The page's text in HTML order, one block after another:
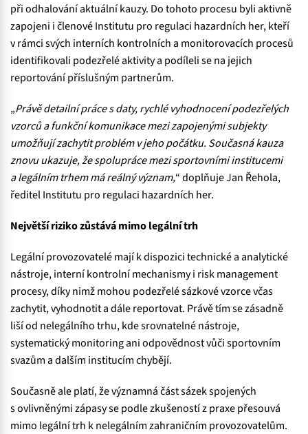
při odhalování aktuální kauzy. Do tohoto procesu byli aktivně
zapojeni i členové Institutu pro regulaci hazardních her, kteří
v rámci svých interních kontrolních a monitorovacích procesů
identifikovali podezřelé aktivity a podíleli se na jejich
reportování příslušným partnerům.
„Právě detailní práce s daty, rychlé vyhodnocení podezřelých
vzorců a funkční komunikace mezi zapojenými subjekty
umožňují zachytit problém v jeho počátku. Současná kauza
znovu ukazuje, že spolupráce mezi sportovními institucemi
a legálním trhem má reálný význam,“ doplňuje Jan Řehola,
ředitel Institutu pro regulaci hazardních her.
Největší riziko zůstává mimo legální trh
Legální provozovatelé mají k dispozici technické a analytické
nástroje, interní kontrolní mechanismy i risk management
procesy, díky nimž mohou podezřelé sázkové vzorce včas
zachytit, vyhodnotit a dále reportovat. Právě tím se zásadně
liší od nelegálního trhu, kde srovnatelné nástroje,
systematický monitoring ani odpovědnost vůči sportovním
svazům a dalším institucím chybějí.
Současně ale platí, že významná část sázek spojených
s ovlivněnými zápasy se podle zkušeností z praxe přesouvá
mimo legální trh k nelegálním zahraničním provozovatelům.